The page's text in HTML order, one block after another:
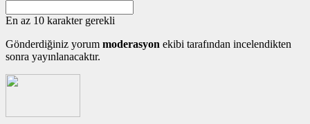
En az 10 karakter gerekli
Gönderdiğiniz yorum moderasyon ekibi tarafından incelendikten
sonra yayınlanacaktır.